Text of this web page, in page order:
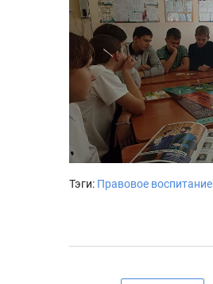
Тэги: Правовое воспитание